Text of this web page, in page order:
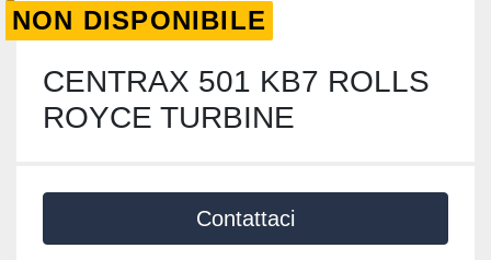
NON DISPONIBILE
CENTRAX 501 KB7 ROLLS
ROYCE TURBINE
Contattaci